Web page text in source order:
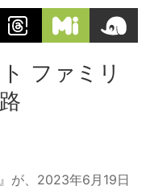
ファミリ
が、2023年6月19日